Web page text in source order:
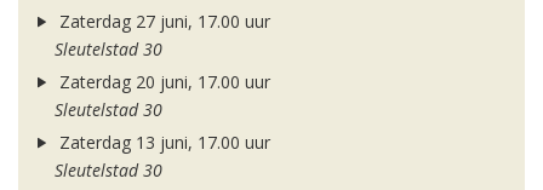
Zaterdag 27 juni, 17.00 uur
Sleutelstad 30
Zaterdag 20 juni, 17.00 uur
Sleutelstad 30
Zaterdag 13 juni, 17.00 uur
Sleutelstad 30